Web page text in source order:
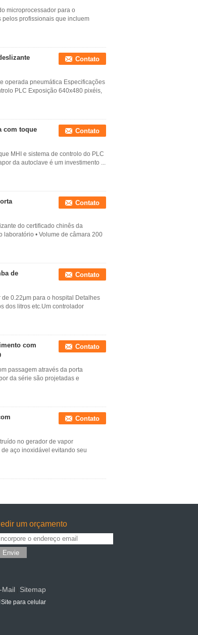
microprocessador para o
pelos profissionais que incluem
Contato
operada pneumática Especificações
PLC Exposição 640x480 pixéis,
com toque
Contato
MHI e sistema de controlo do PLC
da autoclave é um investimento ...
Contato
do certificado chinês da
laboratório • Volume de câmara 200
de
Contato
0.22μm para o hospital Detalhes
dos litros etc.Um controlador
com
Contato
passagem através da porta
da série são projetadas e
Contato
no gerador de vapor
aço inoxidável evitando seu
um orçamento
Envie
Mail Sitemap
Site para celular